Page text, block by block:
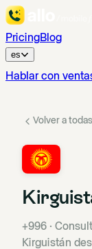
PricingBlog
es
Hablar con
Volver a
+996 ·
Kirguistán